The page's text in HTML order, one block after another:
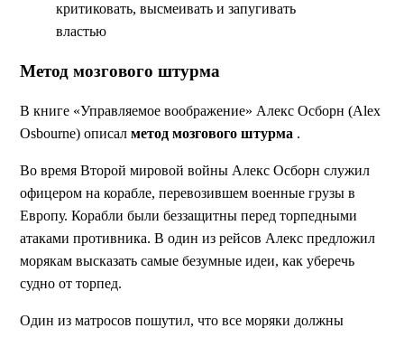
критиковать, высмеивать и запугивать
властью
Метод мозгового штурма
В книге «Управляемое воображение» Алекс Осборн (Alex
Osbourne) описал метод мозгового штурма .
Во время Второй мировой войны Алекс Осборн служил
офицером на корабле, перевозившем военные грузы в
Европу. Корабли были беззащитны перед торпедными
атаками противника. В один из рейсов Алекс предложил
морякам высказать самые безумные идеи, как уберечь
судно от торпед.
Один из матросов пошутил, что все моряки должны